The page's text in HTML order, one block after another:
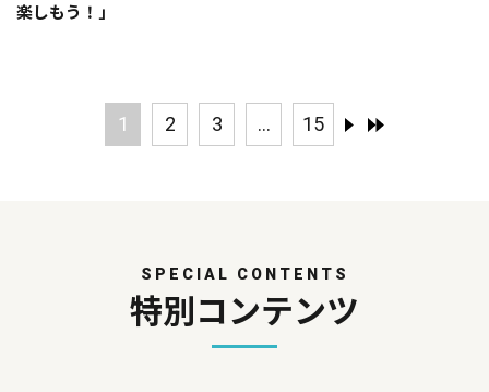
楽しもう！」
1 2 3 ... 15
SPECIAL CONTENTS
特別コンテンツ